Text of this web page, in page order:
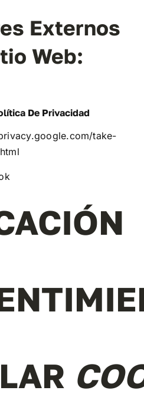
Externos
Web:
De Privacidad
take-